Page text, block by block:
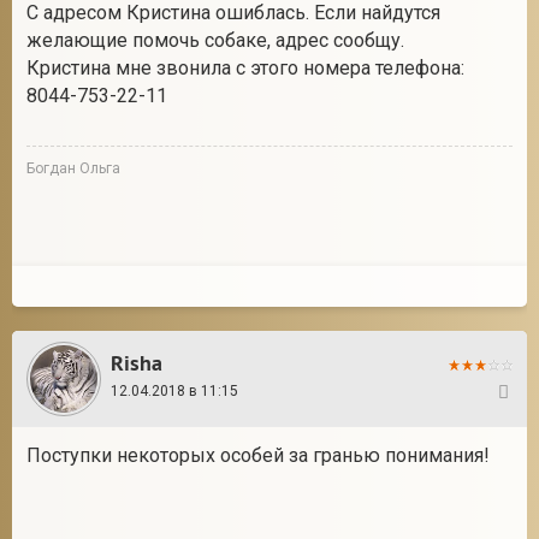
С адресом Кристина ошиблась. Если найдутся
желающие помочь собаке, адрес сообщу.
Кристина мне звонила с этого номера телефона:
8044-753-22-11
Богдан Ольга
Risha
12.04.2018 в 11:15
Поступки некоторых особей за гранью понимания!